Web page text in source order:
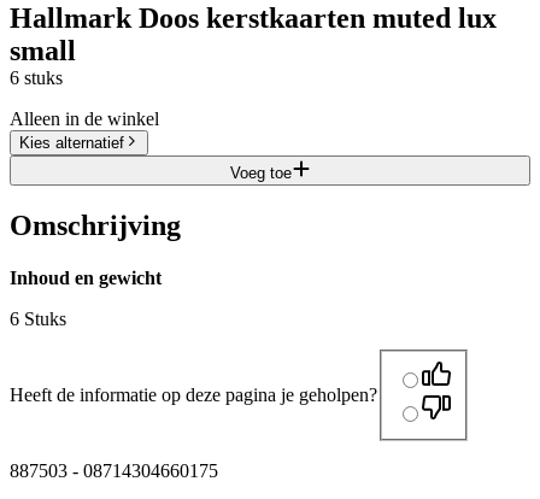
Hallmark Doos kerstkaarten muted lux
small
6 stuks
Alleen in de winkel
Kies alternatief
Voeg toe
Omschrijving
Inhoud en gewicht
6 Stuks
Heeft de informatie op deze pagina je geholpen?
887503 - 08714304660175